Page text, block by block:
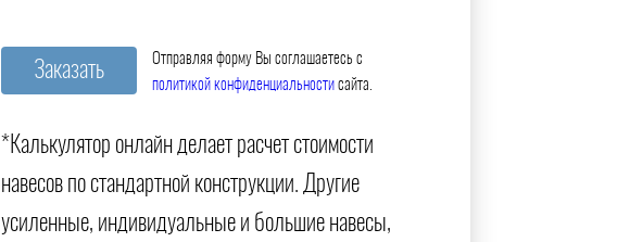
Отправляя форму Вы соглашаетесь с
политикой конфиденциальностисайта.
*Калькулятор онлайн делает расчет стоимости
навесов по стандартной конструкции. Другие
усиленные, индивидуальные и большие навесы,